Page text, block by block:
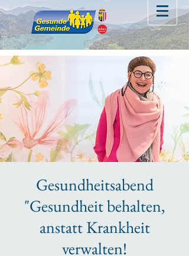
Gesundheitsabend
"Gesundheit behalten,
anstatt Krankheit
verwalten!